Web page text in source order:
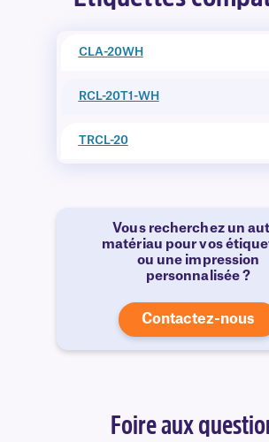
CLA-20WH
RCL-20T1-WH
TRCL-20
Vous recherchez un
matériau pour vos
ou une impression
personnalisée ?
Contactez-nous
Foire aux